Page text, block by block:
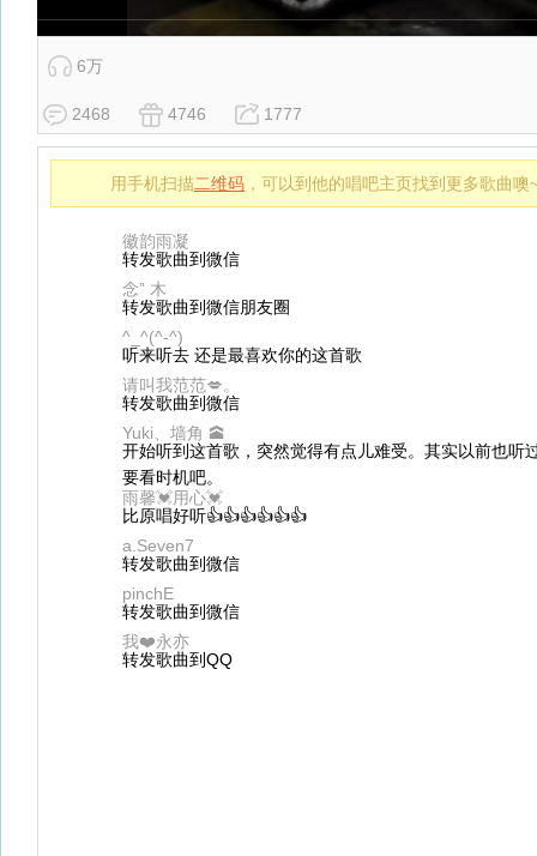
6万
2468 4746 1777
用手机扫描二维码 ，可以到他的唱吧主页找到更多歌曲噢
徽韵雨凝
转发歌曲到微信
念” 木
转发歌曲到微信朋友圈
^_^(^-^)
听来听去 还是最喜欢你的这首歌
请叫我范范💋。
转发歌曲到微信
Yuki、墙角 🕋
开始听到这首歌，突然觉得有点儿难受。其实以前也听
要看时机吧。
雨馨💓用心💓
比原唱好听👍👍👍👍👍👍
a.Seven7
转发歌曲到微信
pinchE
转发歌曲到微信
我❤️永亦
转发歌曲到QQ